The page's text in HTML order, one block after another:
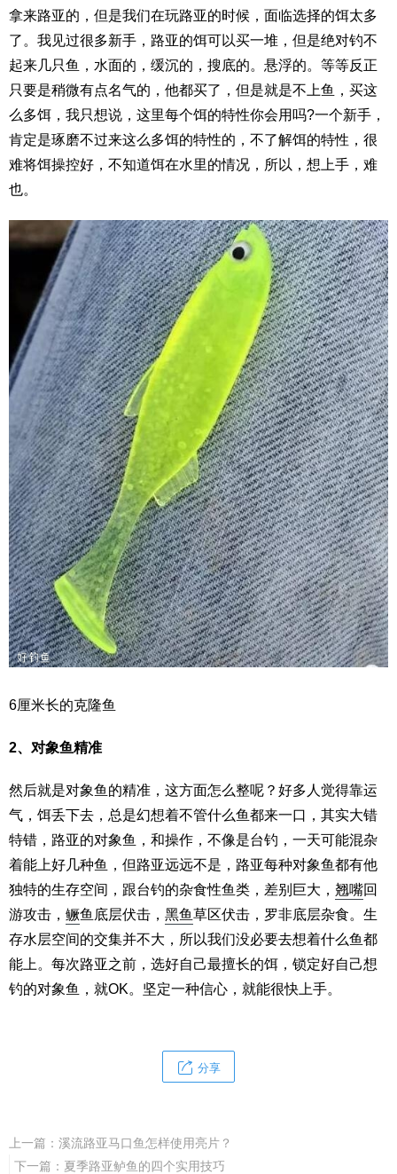
拿来路亚的，但是我们在玩路亚的时候，面临选择的饵太多
了。我见过很多新手，路亚的饵可以买一堆，但是绝对钓不
起来几只鱼，水面的，缓沉的，搜底的。悬浮的。等等反正
只要是稍微有点名气的，他都买了，但是就是不上鱼，买这
么多饵，我只想说，这里每个饵的特性你会用吗?一个新手，
肯定是琢磨不过来这么多饵的特性的，不了解饵的特性，很
难将饵操控好，不知道饵在水里的情况，所以，想上手，难
也。
6厘米长的克隆鱼
2、对象鱼精准
然后就是对象鱼的精准，这方面怎么整呢？好多人觉得靠运
气，饵丢下去，总是幻想着不管什么鱼都来一口，其实大错
特错，路亚的对象鱼，和操作，不像是台钓，一天可能混杂
着能上好几种鱼，但路亚远远不是，路亚每种对象鱼都有他
独特的生存空间，跟台钓的杂食性鱼类，差别巨大， 翘嘴回
游攻击， 鳜鱼底层伏击， 黑鱼草区伏击，罗非底层杂食。生
存水层空间的交集并不大，所以我们没必要去想着什么鱼都
能上。每次路亚之前，选好自己最擅长的饵，锁定好自己想
钓的对象鱼，就OK。坚定一种信心，就能很快上手。
分享
上一篇： 溪流路亚马口鱼怎样使用亮片？
下一篇： 夏季路亚鲈鱼的四个实用技巧